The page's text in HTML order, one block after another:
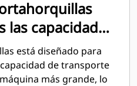
las capacidades
está diseñado para
de transporte
más grande, lo